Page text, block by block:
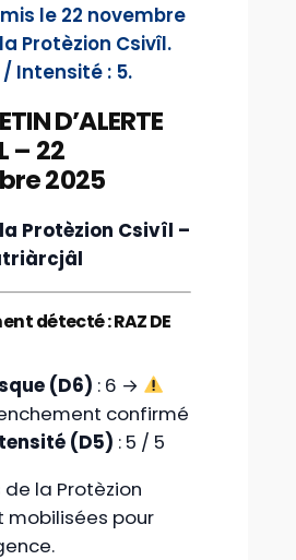
le 22 novembre
Protèzion Csivîl.
/ Intensité : 5.
D’ALERTE
– 22
2025
Protèzion Csivîl –
détecté : RAZ DE
(D6) : 6 →
confirmé
(D5) : 5 / 5
de la Protèzion
mobilisées pour